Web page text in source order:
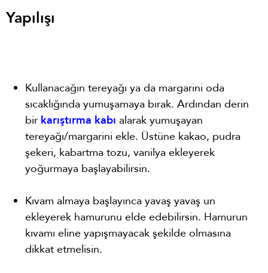
Yapılışı
Kullanacağın tereyağı ya da margarini oda
sıcaklığında yumuşamaya bırak. Ardından derin
bir karıştırma kabı alarak yumuşayan
tereyağı/margarini ekle. Üstüne kakao, pudra
şekeri, kabartma tozu, vanilya ekleyerek
yoğurmaya başlayabilirsin.
Kıvam almaya başlayınca yavaş yavaş un
ekleyerek hamurunu elde edebilirsin. Hamurun
kıvamı eline yapışmayacak şekilde olmasına
dikkat etmelisin.